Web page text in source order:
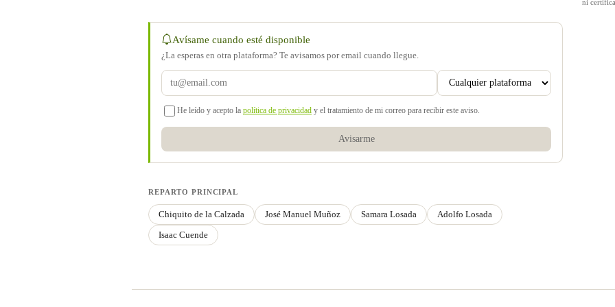
Avísame cuando esté disponible
¿La esperas en otra plataforma? Te avisamos por email cuando llegue.
He leído y acepto la política de privacidad y el tratamiento de mi correo para recibir este aviso.
Avisarme
REPARTO PRINCIPAL
Chiquito de la Calzada José Manuel Muñoz Samara Losada
Adolfo Losada
Isaac Cuende
ni